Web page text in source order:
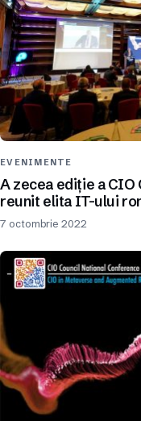
EVENIMENTE
A zecea ediție a CIO
reunit elita IT-ului
7 octombrie 2022